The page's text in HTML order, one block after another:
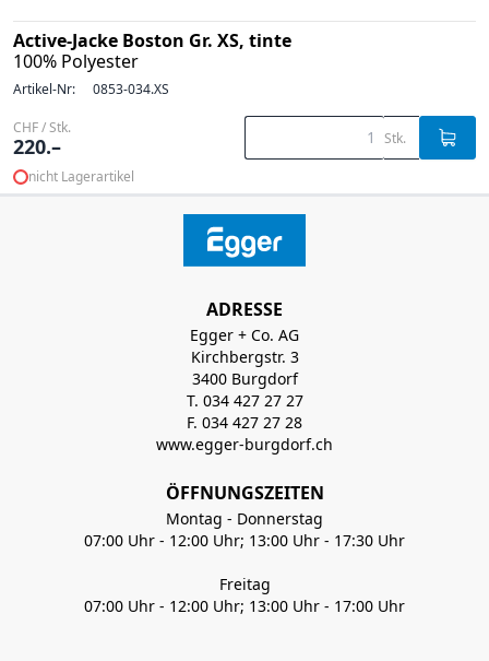
Active-Jacke Boston Gr. XS, tinte
100% Polyester
Artikel-Nr: 0853-034.XS
CHF / Stk.
220.– Stk.
nicht Lagerartikel
ADRESSE
Egger + Co. AG
Kirchbergstr. 3
3400 Burgdorf
T. 034 427 27 27
F. 034 427 27 28
www.egger-burgdorf.ch
ÖFFNUNGSZEITEN
Montag - Donnerstag
07:00 Uhr - 12:00 Uhr; 13:00 Uhr - 17:30 Uhr
Freitag
07:00 Uhr - 12:00 Uhr; 13:00 Uhr - 17:00 Uhr